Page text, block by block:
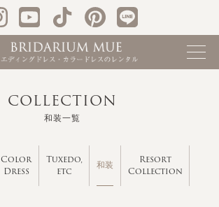
COLLECTION
和装一覧
Color
Dress
Tuxedo,
etc
和装
Resort
Collection